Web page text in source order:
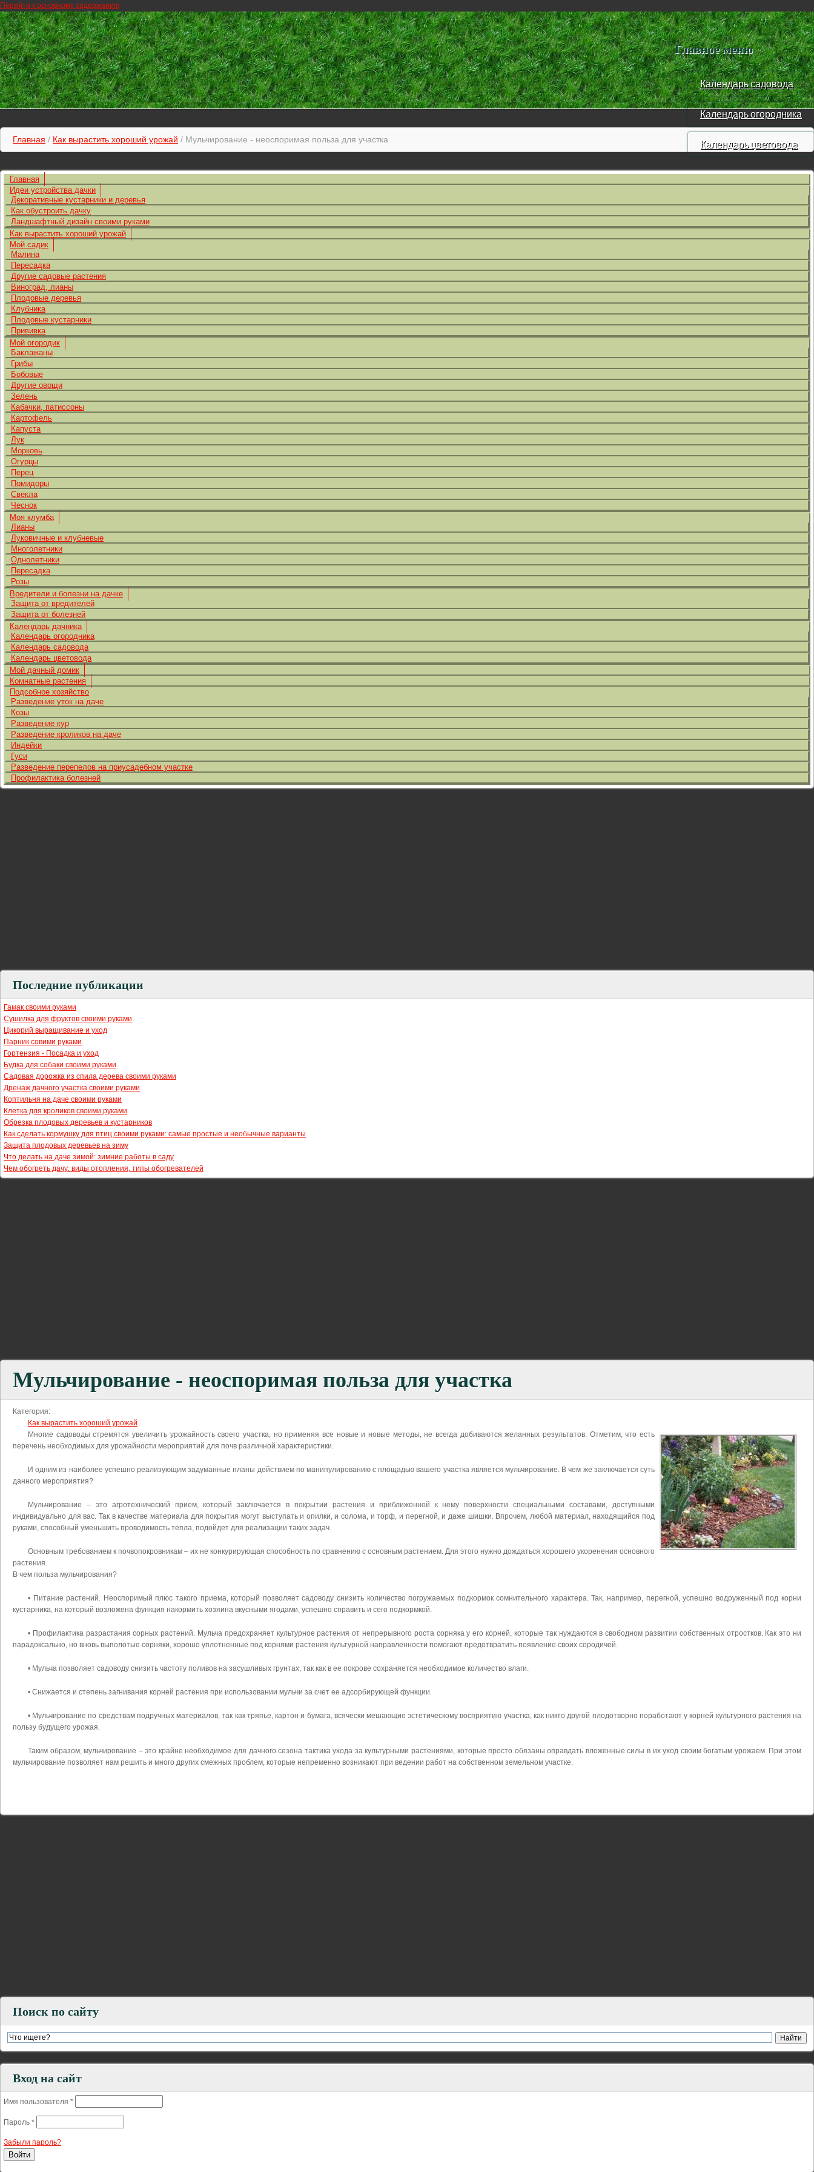
Перейти к основному содержанию
Главное меню
Календарь садовода
Календарь огородника
Календарь цветовода
Главная / Как вырастить хороший урожай / Мульчирование - неоспоримая польза для участка
Главная
Идеи устройства дачки
Декоративные кустарники и деревья
Как обустроить дачку
Ландшафтный дизайн своими руками
Как вырастить хороший урожай
Мой садик
Малина
Пересадка
Другие садовые растения
Виноград, лианы
Плодовые деревья
Клубника
Плодовые кустарники
Прививка
Мой огородик
Баклажаны
Грибы
Бобовые
Другие овощи
Зелень
Кабачки, патиссоны
Картофель
Капуста
Лук
Морковь
Огурцы
Перец
Помидоры
Свекла
Чеснок
Моя клумба
Лианы
Луковичные и клубневые
Многолетники
Однолетники
Пересадка
Розы
Вредители и болезни на дачке
Защита от вредителей
Защита от болезней
Календарь дачника
Календарь огородника
Календарь садовода
Календарь цветовода
Мой дачный домик
Комнатные растения
Подсобное хозяйство
Разведение уток на даче
Козы
Разведение кур
Разведение кроликов на даче
Индейки
Гуси
Разведение перепелов на приусадебном участке
Профилактика болезней
Последние публикации
Гамак своими руками
Сушилка для фруктов своими руками
Цикорий выращивание и уход
Парник совими руками
Гортензия - Посадка и уход
Будка для собаки своими руками
Садовая дорожка из спила дерева своими руками
Дренаж дачного участка своими руками
Коптильня на даче своими руками
Клетка для кроликов своими руками
Обрезка плодовых деревьев и кустарников
Как сделать кормушку для птиц своими руками: самые простые и необычные варианты
Защита плодовых деревьев на зиму
Что делать на даче зимой: зимние работы в саду
Чем обогреть дачу: виды отопления, типы обогревателей
Мульчирование - неоспоримая польза для участка
Категория:
Как вырастить хороший урожай
Многие садоводы стремятся увеличить урожайность своего участка, но применяя все новые и новые методы, не всегда добиваются желанных результатов. Отметим, что есть
перечень необходимых для урожайности мероприятий для почв различной характеристики.
И одним из наиболее успешно реализующим задуманные планы действием по манипулированию с площадью вашего участка является мульчирование. В чем же заключается суть
данного мероприятия?
Мульчирование – это агротехнический прием, который заключается в покрытии растения и приближенной к нему поверхности специальными составами, доступными
индивидуально для вас. Так в качестве материала для покрытия могут выступать и опилки, и солома, и торф, и перегной, и даже шишки. Впрочем, любой материал, находящийся под
руками, способный уменьшить проводимость тепла, подойдет для реализации таких задач.
Основным требованием к почвопокровникам – их не конкурирующая способность по сравнению с основным растением. Для этого нужно дождаться хорошего укоренения основного
растения.
В чем польза мульчирования?
• Питание растений. Неоспоримый плюс такого приема, который позволяет садоводу снизить количество погружаемых подкормок сомнительного характера. Так, например, перегной, успешно водруженный под корни
кустарника, на который возложена функция накормить хозяина вкусными ягодами, успешно справить и сего подкормкой.
• Профилактика разрастания сорных растений. Мульча предохраняет культурное растения от непрерывного роста сорняка у его корней, которые так нуждаются в свободном развитии собственных отростков. Как это ни
парадоксально, но вновь выполотые сорняки, хорошо уплотненные под корнями растения культурной направленности помогают предотвратить появление своих сородичей.
• Мульча позволяет садоводу снизить частоту поливов на засушливых грунтах, так как в ее покрове сохраняется необходимое количество влаги.
• Снижается и степень загнивания корней растения при использовании мульчи за счет ее адсорбирующей функции.
• Мульчирование по средствам подручных материалов, так как тряпье, картон и бумага, всячески мешающие эстетическому восприятию участка, как никто другой плодотворно поработают у корней культурного растения на
пользу будущего урожая.
Таким образом, мульчирование – это крайне необходимое для дачного сезона тактика ухода за культурными растениями, которые просто обязаны оправдать вложенные силы в их уход своим богатым урожаем. При этом
мульчирование позволяет нам решить и много других смежных проблем, которые непременно возникают при ведении работ на собственном земельном участке.
Поиск по сайту
Вход на сайт
Имя пользователя *
Пароль *
Забыли пароль?